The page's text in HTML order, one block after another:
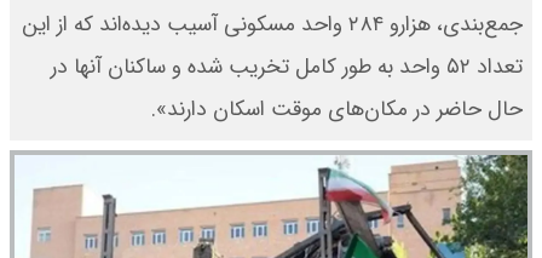
جمع‌بندی، هزارو ۲۸۴ واحد مسکونی آسیب دیده‌اند که از این
تعداد ۵۲ واحد به‌ طور کامل تخریب شده و ساکنان آنها در
حال حاضر در مکان‌های موقت اسکان دارند».